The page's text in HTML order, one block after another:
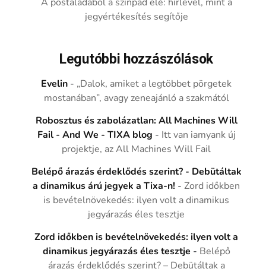
jegyértékesítés segítője
Legutóbbi hozzászólások
Evelin - „Dalok, amiket a legtöbbet pörgetek
mostanában”, avagy zeneajánló a szakmától
Robosztus és zabolázatlan: All Machines Will
Fail - And We - TIXA blog - Itt van iamyank új
projektje, az All Machines Will Fail
Belépő árazás érdeklődés szerint? - Debütáltak
a dinamikus árú jegyek a Tixa-n! -Zord időkben
is bevételnövekedés: ilyen volt a dinamikus
jegyárazás éles tesztje
Zord időkben is bevételnövekedés: ilyen volt a
dinamikus jegyárazás éles tesztje - Belépő
árazás érdeklődés szerint? – Debütáltak a